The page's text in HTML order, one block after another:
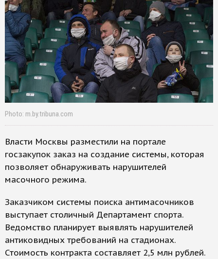
Photo: m.by.tribuna.com
Власти Москвы разместили на портале
госзакупок заказ на создание системы, которая
позволяет обнаруживать нарушителей
масочного режима.
Заказчиком системы поиска антимасочников
выступает столичный Департамент спорта.
Ведомство планирует выявлять нарушителей
антиковидных требований на стадионах.
Стоимость контракта составляет 2,5 млн рублей.